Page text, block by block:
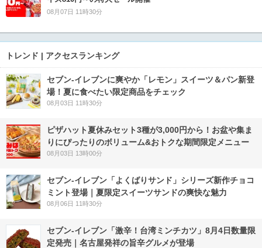
08月07日 11時30分
トレンド | アクセスランキング
セブン‐イレブンに爽やか「レモン」スイーツ＆パン新登
場！夏に食べたい限定商品をチェック
08月03日 11時30分
ピザハット夏休みセット3種が3,000円から！お盆や集ま
りにぴったりのボリューム&おトクな期間限定メニュー
08月03日 13時00分
セブン‐イレブン「よくばりサンド」シリーズ新作チョコ
ミント登場｜夏限定スイーツサンドの爽快な魅力
08月06日 11時30分
セブン-イレブン「激辛！台湾ミンチカツ」8月4日数量限
定発売｜名古屋発祥の旨辛グルメが登場